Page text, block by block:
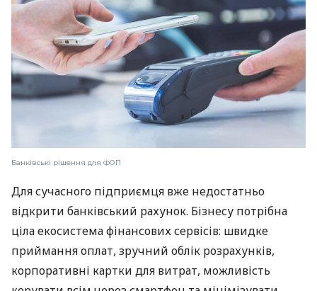
Банківські рішення для ФОП
Для сучасного підприємця вже недостатньо
відкрити банківський рахунок. Бізнесу потрібна
ціла екосистема фінансових сервісів: швидке
приймання оплат, зручний облік розрахунків,
корпоративні картки для витрат, можливість